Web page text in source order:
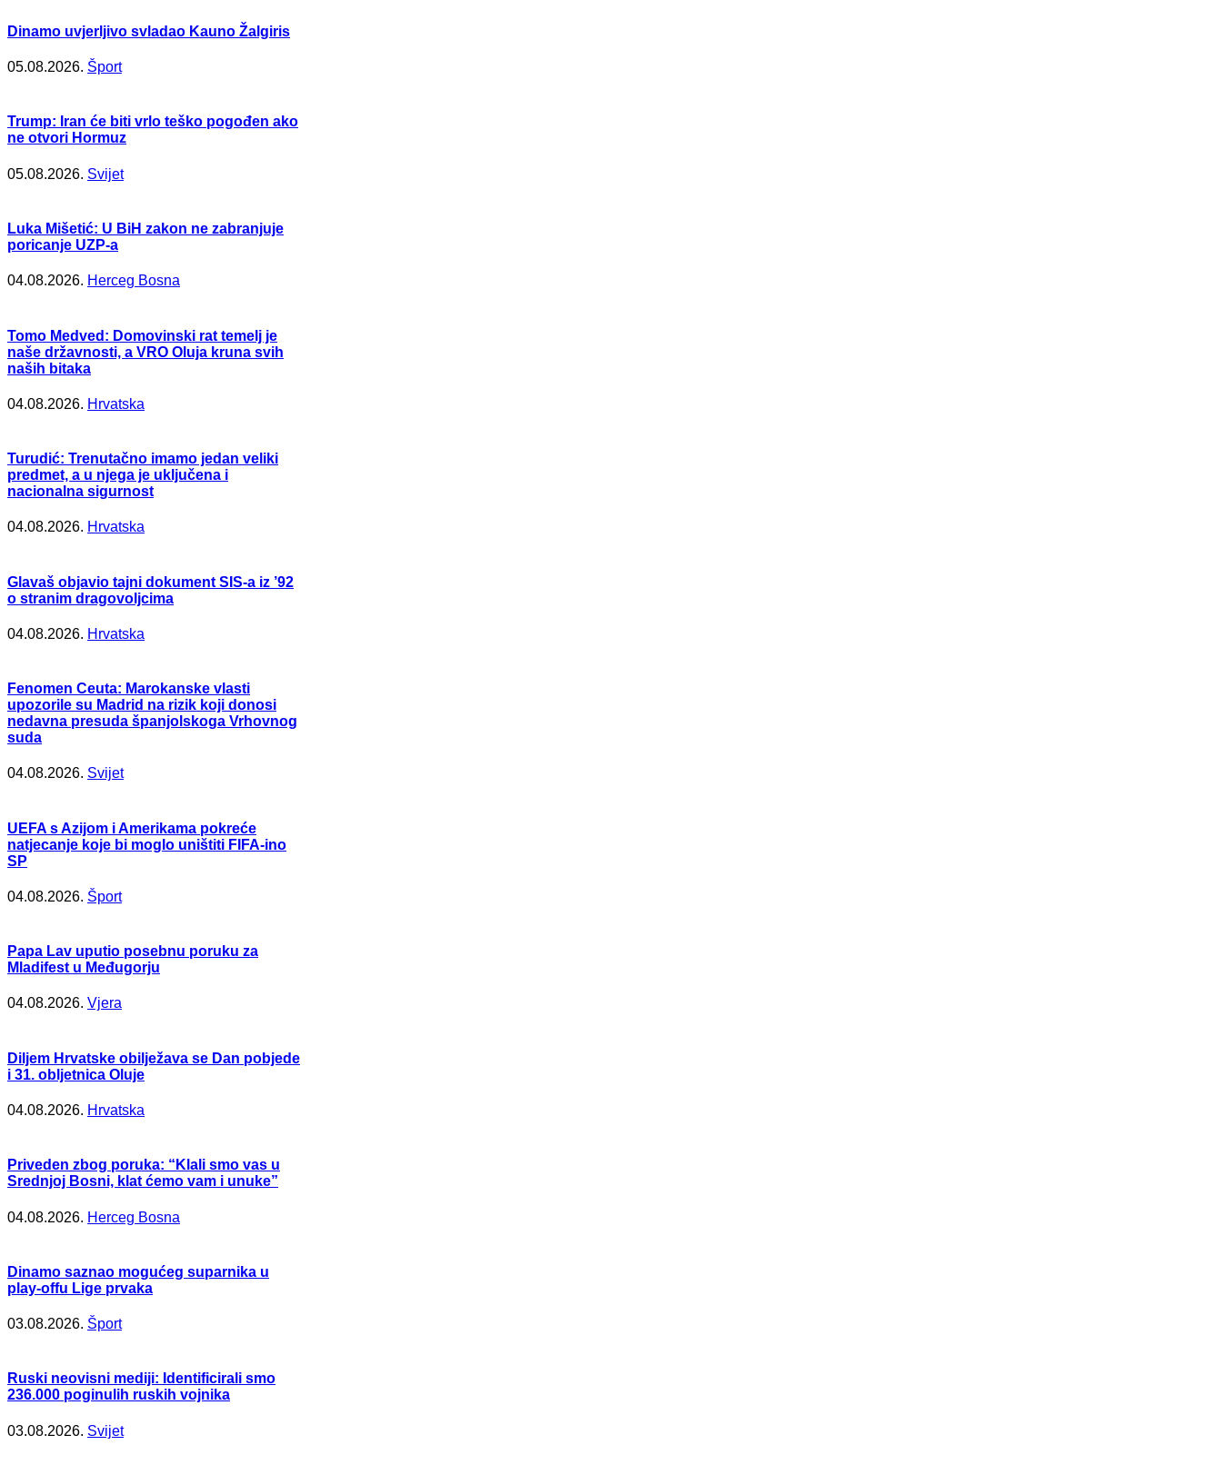
Dinamo uvjerljivo svladao Kauno Žalgiris
05.08.2026. Šport
Trump: Iran će biti vrlo teško pogođen ako
ne otvori Hormuz
05.08.2026. Svijet
Luka Mišetić: U BiH zakon ne zabranjuje
poricanje UZP-a
04.08.2026. Herceg Bosna
Tomo Medved: Domovinski rat temelj je
naše državnosti, a VRO Oluja kruna svih
naših bitaka
04.08.2026. Hrvatska
Turudić: Trenutačno imamo jedan veliki
predmet, a u njega je uključena i
nacionalna sigurnost
04.08.2026. Hrvatska
Glavaš objavio tajni dokument SIS-a iz ’92
o stranim dragovoljcima
04.08.2026. Hrvatska
Fenomen Ceuta: Marokanske vlasti
upozorile su Madrid na rizik koji donosi
nedavna presuda španjolskoga Vrhovnog
suda
04.08.2026. Svijet
UEFA s Azijom i Amerikama pokreće
natjecanje koje bi moglo uništiti FIFA-ino
SP
04.08.2026. Šport
Papa Lav uputio posebnu poruku za
Mladifest u Međugorju
04.08.2026. Vjera
Diljem Hrvatske obilježava se Dan pobjede
i 31. obljetnica Oluje
04.08.2026. Hrvatska
Priveden zbog poruka: “Klali smo vas u
Srednjoj Bosni, klat ćemo vam i unuke”
04.08.2026. Herceg Bosna
Dinamo saznao mogućeg suparnika u
play-offu Lige prvaka
03.08.2026. Šport
Ruski neovisni mediji: Identificirali smo
236.000 poginulih ruskih vojnika
03.08.2026. Svijet